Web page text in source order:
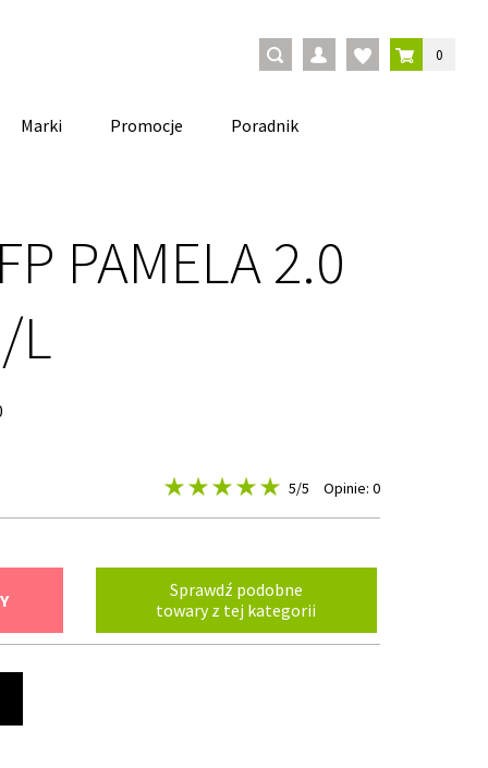
0
Marki Promocje Poradnik
PAMELA 2.0
L
5/5 Opinie: 0
Sprawdź podobne
towary z tej kategorii